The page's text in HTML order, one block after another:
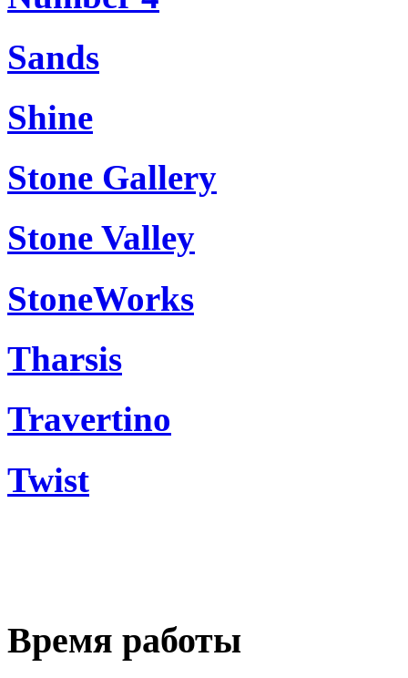
Sands
Shine
Stone Gallery
Stone Valley
StoneWorks
Tharsis
Travertino
Twist
Время работы